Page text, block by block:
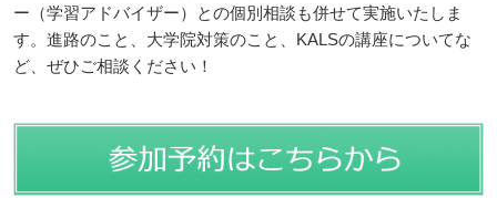
ー（学習アドバイザー）との個別相談も併せて実施いたしま
す。進路のこと、大学院対策のこと、KALSの講座についてな
ど、ぜひご相談ください！